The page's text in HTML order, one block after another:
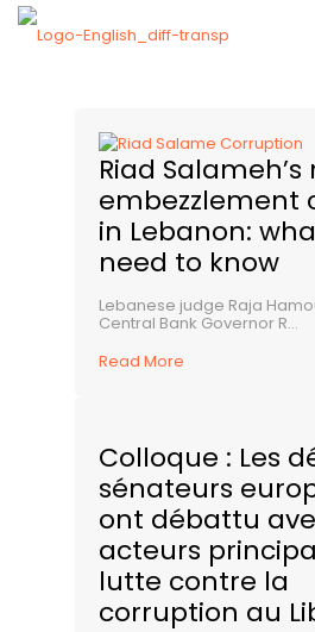
Riad Salameh’s
embezzlement
in Lebanon:
need to know
Lebanese judge Raja
Central Bank Governor R...
Read More
Colloque : Les
sénateurs
ont débattu
acteurs
lutte contre la
corruption au